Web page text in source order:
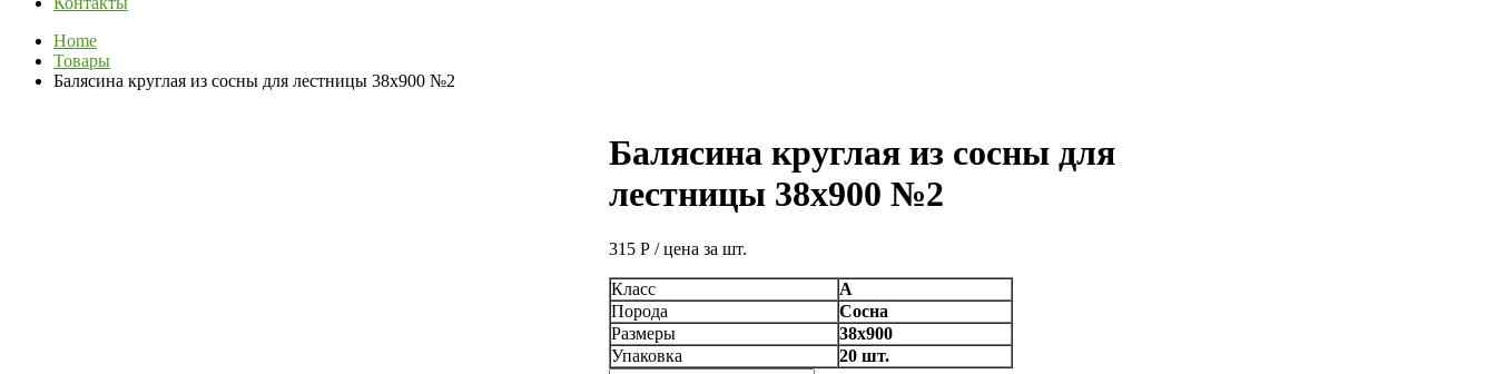
Home
Товары
Балясина круглая из сосны для лестницы 38х900 №2
Балясина круглая из сосны для
лестницы 38х900 №2
315 Р / цена за шт.
Класс
А
Порода
Сосна
Размеры
38х900
Упаковка
20 шт.